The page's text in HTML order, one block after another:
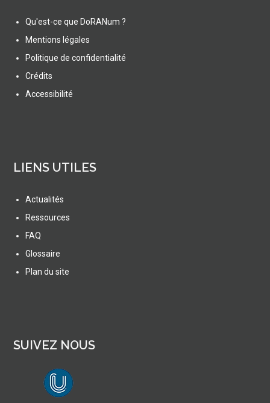
Qu'est-ce que DoRANum ?
Mentions légales
Politique de confidentialité
Crédits
Accessibilité
LIENS UTILES
Actualités
Ressources
FAQ
Glossaire
Plan du site
SUIVEZ NOUS